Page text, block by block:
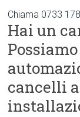
Chiama 0733
Hai un
cancelli